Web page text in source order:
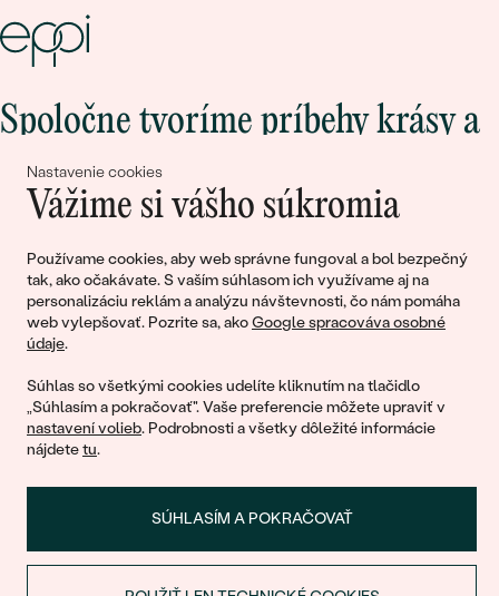
Nastavenie cookies
Vážime si vášho súkromia
Používame cookies, aby web správne fungoval a bol bezpečný
tak, ako očakávate. S vaším súhlasom ich využívame aj na
personalizáciu reklám a analýzu návštevnosti, čo nám pomáha
web vylepšovať. Pozrite sa, akoGoogle spracováva osobné
údaje.
Súhlas so všetkými cookies udelíte kliknutím na tlačidlo
„Súhlasím a pokračovať". Vaše preferencie môžete upraviť v
nastavení volieb. Podrobnosti a všetky dôležité informácie
nájdetetu.
SÚHLASÍM A POKRAČOVAŤ
Spoločne tvoríme príbehy krásy a
lásky
© 2011 - 2026, Eppi.sk